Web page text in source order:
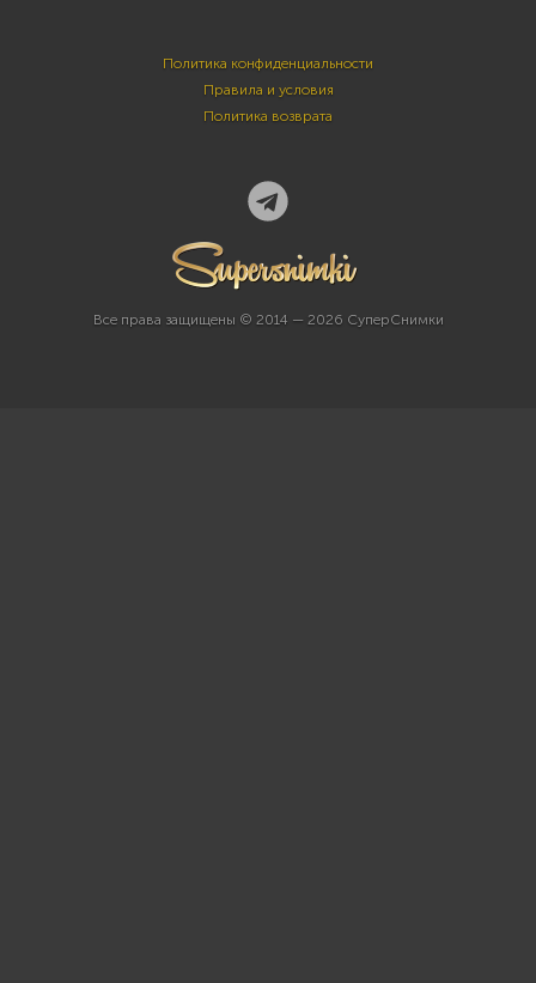
Политика конфиденциальности
Правила и условия
Политика возврата
Все права защищены © 2014 — 2026 СуперСнимки